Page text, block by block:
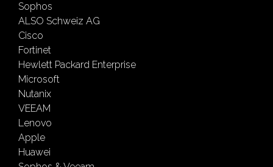
Sophos
ALSO Schweiz AG
Cisco
Fortinet
Hewlett Packard Enterprise
Microsoft
Nutanix
VEEAM
Lenovo
Apple
Huawei